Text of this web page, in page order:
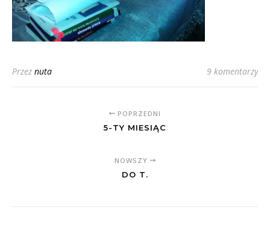
Przez nuta 9 komentarzy
POPRZEDNI
5-TY MIESIĄC
NOWSZY
DO T.